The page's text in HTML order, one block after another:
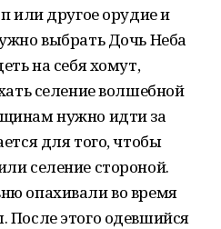
или другое орудие и
выбрать Дочь Неба
на себя хомут,
селение волшебной
нужно идти за
для того, чтобы
селение стороной.
опахивали во время
После этого одевшийся